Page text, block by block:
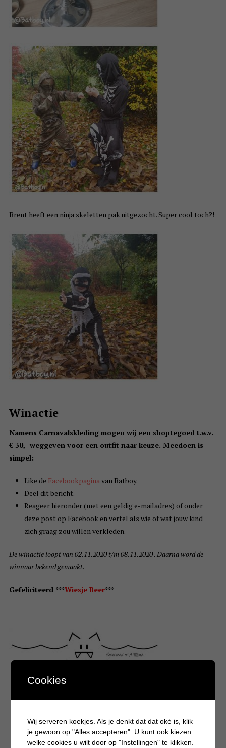
Brent heeft een ninja skeletten pak uitgezocht. Super cool toch?!
Winactie
Namens Carnavalskleding mogen wij een shoptegoed t.w.v.
€ 30,- weggeven voor een outfit naar keuze. Meedoen is
simpel:
Like de Facebookpaginavan Batboy.
Deel dit bericht.
Reageer hieronder (met een geldig e-mailadres) of onder
deze post op Facebook en vertel als wie of wat jouw kind
zich graag zou willen verkleden.
De winactie loopt van 02.11.2020 t/m 08.11.2020 . Daarna word de
winnaar bekend gemaakt.
Gefeliciteerd ***Wiesje Beer***
Cookies
Wij serveren koekjes. Als je denkt dat dat oké is, klik
je gewoon op "Alles accepteren". U kunt ook kiezen
welke cookies u wilt door op "Instellingen" te klikken.